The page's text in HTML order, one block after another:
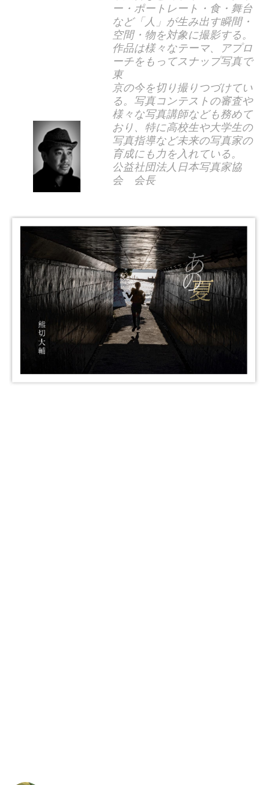
ー・ポートレート・食・舞台
など「人」が生み出す瞬間・
空間・物を対象に撮影する。
作品は様々なテーマ、アプロ
ーチをもってスナップ写真で
東
京の今を切り撮りつづけてい
る。写真コンテストの審査や
様々な写真講師なども務めて
おり、特に高校生や大学生の
写真指導など未来の写真家の
育成にも力を入れている。
公益社団法人日本写真家協
会 会長